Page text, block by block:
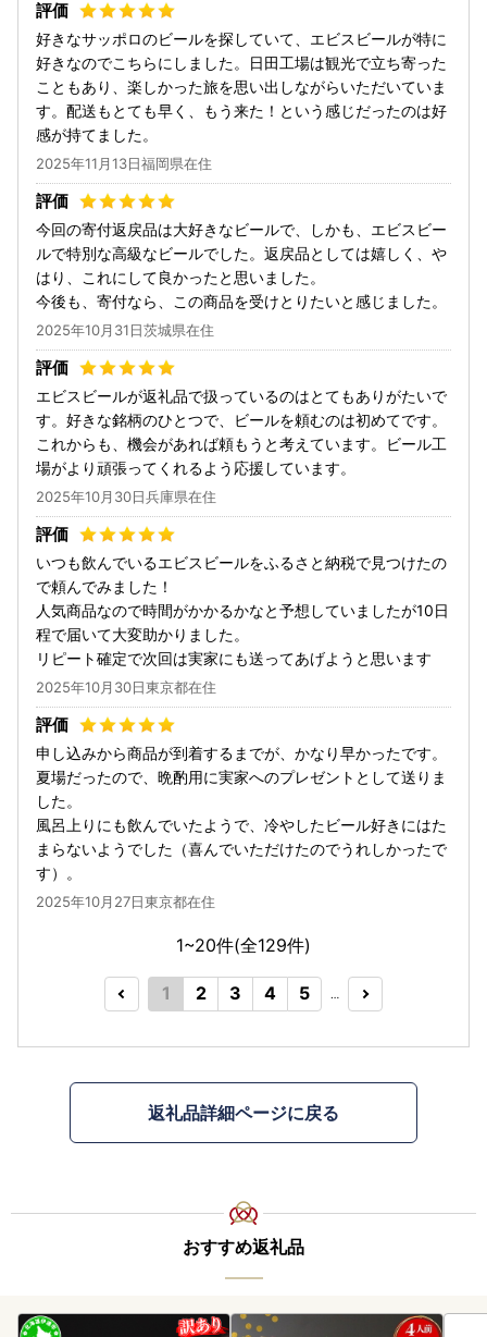
好きなサッポロのビールを探していて、エビスビールが特に
好きなのでこちらにしました。日田工場は観光で立ち寄った
こともあり、楽しかった旅を思い出しながらいただいていま
す。配送もとても早く、もう来た！という感じだったのは好
感が持てました。
2025年11月13日福岡県在住
今回の寄付返戻品は大好きなビールで、しかも、エビスビー
ルで特別な高級なビールでした。返戻品としては嬉しく、や
はり、これにして良かったと思いました。
今後も、寄付なら、この商品を受けとりたいと感じました。
2025年10月31日茨城県在住
エビスビールが返礼品で扱っているのはとてもありがたいで
す。好きな銘柄のひとつで、ビールを頼むのは初めてです。
これからも、機会があれば頼もうと考えています。ビール工
場がより頑張ってくれるよう応援しています。
2025年10月30日兵庫県在住
いつも飲んでいるエビスビールをふるさと納税で見つけたの
で頼んでみました！
人気商品なので時間がかかるかなと予想していましたが10日
程で届いて大変助かりました。
リピート確定で次回は実家にも送ってあげようと思います
2025年10月30日東京都在住
申し込みから商品が到着するまでが、かなり早かったです。
夏場だったので、晩酌用に実家へのプレゼントとして送りま
した。
風呂上りにも飲んでいたようで、冷やしたビール好きにはた
まらないようでした（喜んでいただけたのでうれしかったで
す）。
2025年10月27日東京都在住
1~20件(全129件)
1 2 3 4 5 …
返礼品詳細ページに戻る
おすすめ返礼品